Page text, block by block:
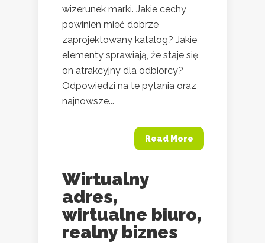
wizerunek marki. Jakie cechy
powinien mieć dobrze
zaprojektowany katalog? Jakie
elementy sprawiają, że staje się
on atrakcyjny dla odbiorcy?
Odpowiedzi na te pytania oraz
najnowsze...
Read More
Wirtualny
adres,
wirtualne biuro,
realny biznes